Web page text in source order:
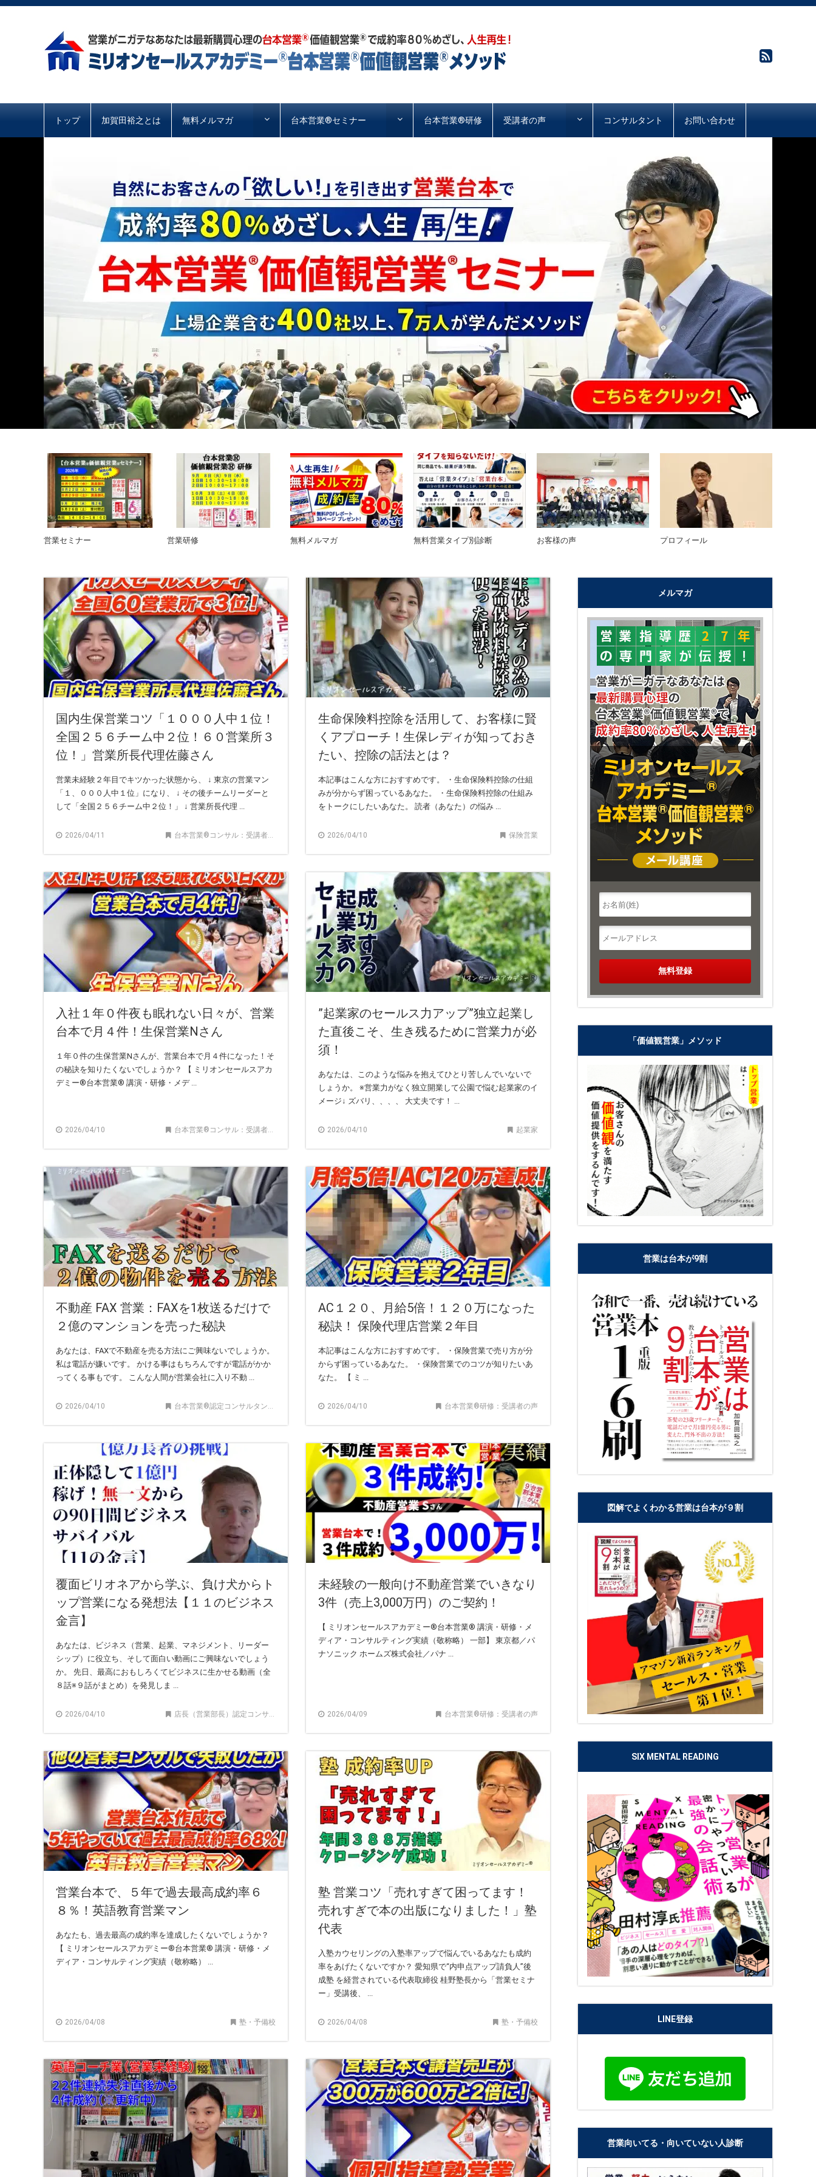
トップ 加賀田裕之とは 無料メルマガ 台本営業®︎セミナー 台本営業®︎研修 受講者の声 コンサルタント お問い合わせ
営業セミナー 営業研修 無料メルマガ 無料営業タイプ別診断 お客様の声 プロフィール
国内生保営業コツ「１０００人中１位！
全国２５６チーム中２位！６０営業所３
位！」営業所長代理佐藤さん
営業未経験２年目でキツかった状態から、 ↓ 東京の営業マン
「１、０００人中１位」になり、 ↓ その後チームリーダーと
して「全国２５６チーム中２位！」 ↓ 営業所長代理 ...
2026/04/11 台本営業®︎コンサル：受講者の声
生命保険料控除を活用して、お客様に賢
くアプローチ！生保レディが知っておき
たい、控除の話法とは？
本記事はこんな方におすすめです。 ・生命保険料控除の仕組
みが分からず困っているあなた。 ・生命保険料控除の仕組み
をトークにしたいあなた。 読者（あなた）の悩み ...
2026/04/10 保険営業
入社１年０件夜も眠れない日々が、営業
台本で月４件！生保営業Nさん
１年０件の生保営業Nさんが、営業台本で月４件になった！そ
の秘訣を知りたくないでしょうか？ 【 ミリオンセールスアカ
デミー®︎台本営業®︎ 講演・研修・メデ ...
2026/04/10 台本営業®︎コンサル：受講者の声
”起業家のセールス力アップ”独立起業し
た直後こそ、生き残るために営業力が必
須！
あなたは、このような悩みを抱えてひとり苦しんでいないで
しょうか。 ※営業力がなく独立開業して公園で悩む起業家のイ
メージ↓ ズバリ、、、、 大丈夫です！ ...
2026/04/10 起業家
不動産 FAX 営業：FAXを1枚送るだけで
２億のマンションを売った秘訣
あなたは、FAXで不動産を売る方法にご興味ないでしょうか。
私は電話が嫌いです。 かける事はもちろんですが電話がかか
ってくる事もです。 こんな人間が営業会社に入り不動 ...
2026/04/10 台本営業®︎認定コンサルタント記事
AC１２０、月給5倍！１２０万になった
秘訣！ 保険代理店営業２年目
本記事はこんな方におすすめです。 ・保険営業で売り方が分
からず困っているあなた。 ・保険営業でのコツが知りたいあ
なた。 【 ミ ...
2026/04/10 台本営業®︎研修：受講者の声
覆面ビリオネアから学ぶ、負け犬からト
ップ営業になる発想法【１１のビジネス
金言】
あなたは、ビジネス（営業、起業、マネジメント、リーダー
シップ）に役立ち、そして面白い動画にご興味ないでしょう
か。 先日、最高におもしろくてビジネスに生かせる動画（全
８話※９話がまとめ）を発見しま ...
2026/04/10 店長（営業部長）認定コンサルタント記事
未経験の一般向け不動産営業でいきなり
3件（売上3,000万円）のご契約！
【 ミリオンセールスアカデミー®︎台本営業®︎ 講演・研修・メ
ディア・コンサルティング実績（敬称略） 一部】 東京都／パ
ナソニック ホームズ株式会社／パナ ...
2026/04/09 台本営業®︎研修：受講者の声
営業台本で、５年で過去最高成約率６
８％！英語教育営業マン
あなたも、過去最高の成約率を達成したくないでしょうか？
【 ミリオンセールスアカデミー®︎台本営業®︎ 講演・研修・メ
ディア・コンサルティング実績（敬称略） ...
2026/04/08 塾・予備校
塾 営業コツ「売れすぎて困ってます！
売れすぎで本の出版になりました！」塾
代表
入塾カウセリングの入塾率アップで悩んでいるあなたも成約
率をあげたくないですか？ 愛知県で“内申点アップ請負人”後
成塾 を経営されている代表取締役 桂野塾長から「営業セミナ
ー」受講後、 ...
2026/04/08 塾・予備校
メルマガ
「価値観営業」メソッド
営業は台本が9割
図解でよくわかる営業は台本が９割
SIX MENTAL READING
LINE登録
営業向いてる・向いていない人診断